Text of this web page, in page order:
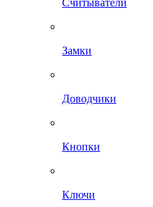
Считыватели
Замки
Доводчики
Кнопки
Ключи